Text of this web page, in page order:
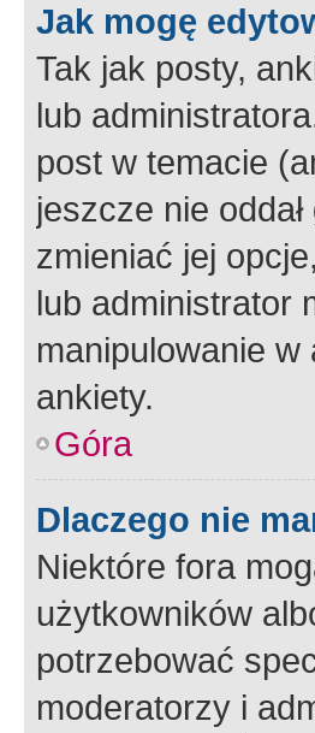
Jak mogę
Tak jak posty,
lub
post w temacie
jeszcze nie
zmieniać jej
lub administrator
manipulowanie w
ankiety.
Góra
Dlaczego nie
Niektóre fora
użytkowników
potrzebować
moderatorzy i